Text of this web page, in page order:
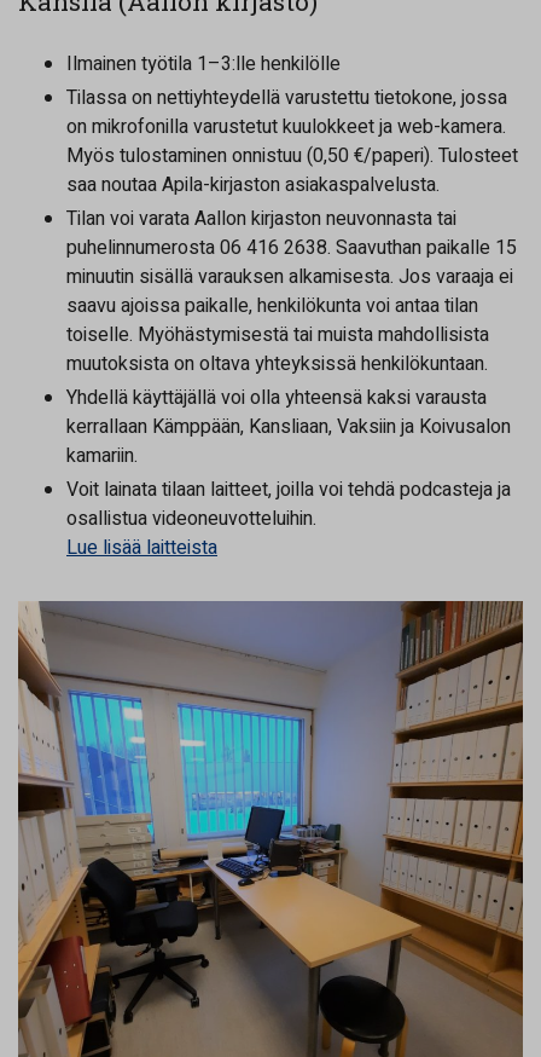
Ilmainen työtila 1–3:lle henkilölle
Tilassa on nettiyhteydellä varustettu tietokone, jossa
on mikrofonilla varustetut kuulokkeet ja web-kamera.
Myös tulostaminen onnistuu (0,50 €/paperi). Tulosteet
saa noutaa Apila-kirjaston asiakaspalvelusta.
Tilan voi varata Aallon kirjaston neuvonnasta tai
puhelinnumerosta 06 416 2638. Saavuthan paikalle 15
minuutin sisällä varauksen alkamisesta. Jos varaaja ei
saavu ajoissa paikalle, henkilökunta voi antaa tilan
toiselle. Myöhästymisestä tai muista mahdollisista
muutoksista on oltava yhteyksissä henkilökuntaan.
Yhdellä käyttäjällä voi olla yhteensä kaksi varausta
kerrallaan Kämppään, Kansliaan, Vaksiin ja Koivusalon
kamariin.
Voit lainata tilaan laitteet, joilla voi tehdä podcasteja ja
osallistua videoneuvotteluihin.
Lue lisää laitteista